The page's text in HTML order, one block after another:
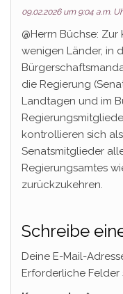
09.02.2026 um 9:04 a.m.
@Herrn Büchse:
wenigen Länder, in
die Regierung
Landtagen und im
kontrollieren sich
Senatsmitglieder
Regierungsamtes
zurückzukehren.
Schreibe
Deine E-Mail-
Erforderliche Felder